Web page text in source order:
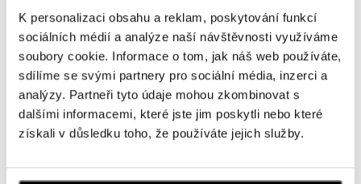
K personalizaci obsahu a reklam, poskytování funkcí
sociálních médií a analýze naší návštěvnosti využíváme
soubory cookie. Informace o tom, jak náš web používáte,
sdílíme se svými partnery pro sociální média, inzerci a
analýzy. Partneři tyto údaje mohou zkombinovat s
dalšími informacemi, které jste jim poskytli nebo které
získali v důsledku toho, že používáte jejich služby.
ALOve OC Nový Smíchov, Praha 5
Plzeňská 8, 150 00 Praha 5 - Anděl
tel.: +420736509250
dnes otevřeno od 09:00
ALOve OC Olympia, Brno
U Dálnice 777, 664 42 Brno
dnes otevřeno od 09:00